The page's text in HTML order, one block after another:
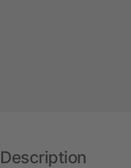
Description